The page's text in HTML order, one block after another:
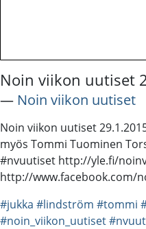
Noin viikon uutiset
― Noin viikon uutiset
Noin viikon uutiset
myös Tommi Tuominen
#nvuutiset http://yle.fi/
http://www.facebook.com/
#jukka #lindström #tommi
#noin_viikon_uutiset